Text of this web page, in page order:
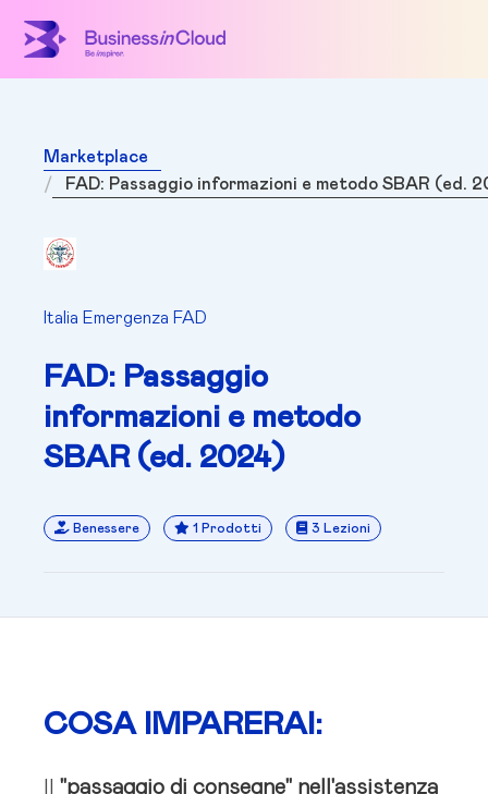
Marketplace
FAD: Passaggio informazioni e metodo SBAR (ed.
Italia Emergenza FAD
FAD: Passaggio
informazioni e metodo
SBAR (ed. 2024)
Benessere 1 Prodotti 3 Lezioni
COSA IMPARERAI:
"passaggio di consegne" nell'assistenza